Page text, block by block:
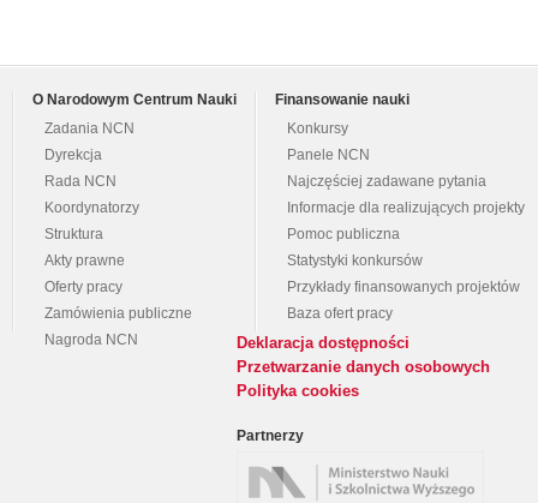
O Narodowym Centrum Nauki
Zadania NCN
Dyrekcja
Rada NCN
Koordynatorzy
Struktura
Akty prawne
Oferty pracy
Zamówienia publiczne
Nagroda NCN
Finansowanie nauki
Konkursy
Panele NCN
Najczęściej zadawane pytania
Informacje dla realizujących projekty
Pomoc publiczna
Statystyki konkursów
Przykłady finansowanych projektów
Baza ofert pracy
Deklaracja dostępności
Przetwarzanie danych osobowych
Polityka cookies
Partnerzy